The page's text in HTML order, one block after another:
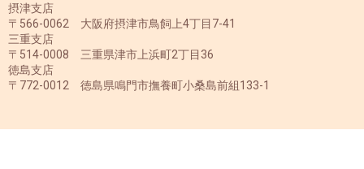
摂津支店
〒566-0062 大阪府摂津市鳥飼上4丁目7-41
三重支店
〒514-0008 三重県津市上浜町2丁目36
徳島支店
〒772-0012 徳島県鳴門市撫養町小桑島前組133-1